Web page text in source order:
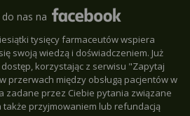
do nas na
tysięcy farmaceutów wspiera
swoją wiedzą i doświadczeniem. Już
korzystając z serwisu "Zapytaj
przerwach między obsługą pacjentów w
zadane przez Ciebie pytania związane
także przyjmowaniem lub refundacją